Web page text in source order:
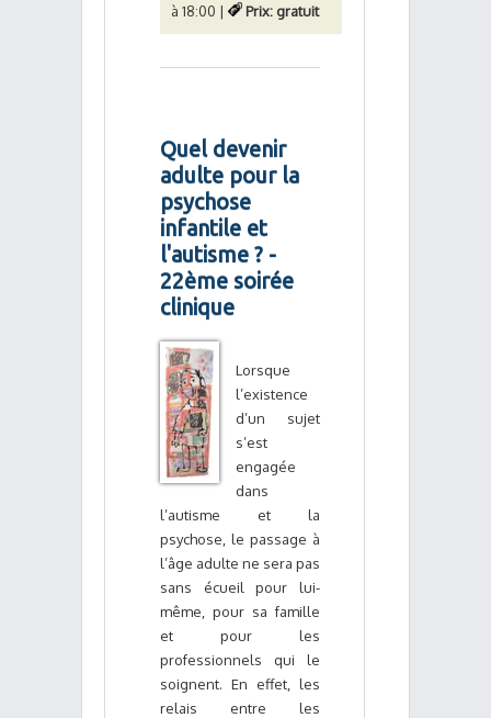
à 18:00 |
Prix: gratuit
Quel devenir
adulte pour la
psychose
infantile et
l'autisme ? -
22ème soirée
clinique
Lorsque
l’existence
d’un sujet
s’est
engagée
dans
l’autisme et la
psychose, le passage à
l’âge adulte ne sera pas
sans écueil pour lui-
même, pour sa famille
et pour les
professionnels qui le
soignent. En effet, les
relais entre les